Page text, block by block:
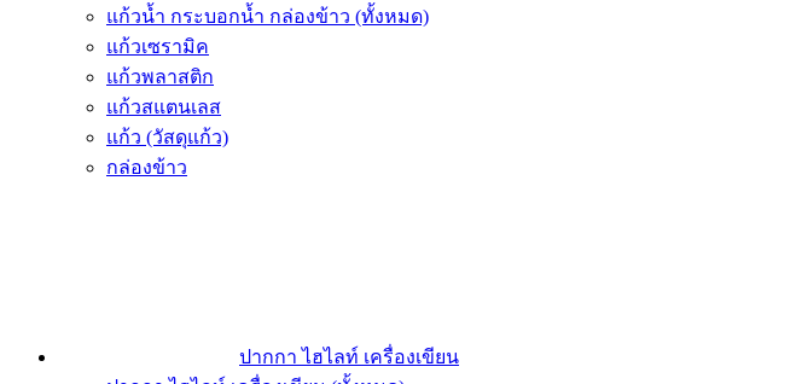
แก้วน้ำ กระบอกน้ำ กล่องข้าว (ทั้งหมด)
แก้วเซรามิค
แก้วพลาสติก
แก้วสแตนเลส
แก้ว (วัสดุแก้ว)
กล่องข้าว
ปากกา ไฮไลท์ เครื่องเขียน